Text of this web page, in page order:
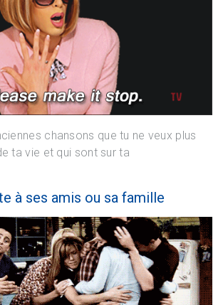
chansons que tu ne veux plus
ta vie et qui sont sur ta
à ses amis ou sa famille